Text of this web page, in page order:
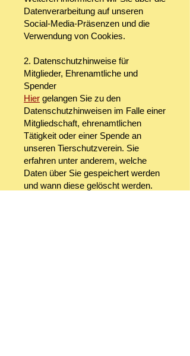
Datenverarbeitung auf unseren
Social-Media-Präsenzen und die
Verwendung von Cookies.
2. Datenschutzhinweise für
Mitglieder, Ehrenamtliche und
Spender
Hier gelangen Sie zu den
Datenschutzhinweisen im Falle einer
Mitgliedschaft, ehrenamtlichen
Tätigkeit oder einer Spende an
unseren Tierschutzverein. Sie
erfahren unter anderem, welche
Daten über Sie gespeichert werden
und wann diese gelöscht werden.